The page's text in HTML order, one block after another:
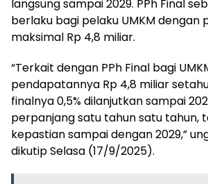
langsung sampai 2029. PPh Final
berlaku bagi pelaku UMKM dengan
maksimal Rp 4,8 miliar.
“Terkait dengan PPh Final bagi
pendapatannya Rp 4,8 miliar
finalnya 0,5% dilanjutkan sampai
perpanjang satu tahun satu tahun,
kepastian sampai dengan 2029,”
dikutip Selasa (17/9/2025).